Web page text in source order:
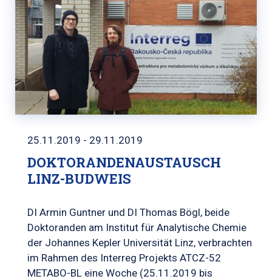
25.11.2019 - 29.11.2019
DOKTORANDENAUSTAUSCH
LINZ-BUDWEIS
DI Armin Guntner und DI Thomas Bögl, beide
Doktoranden am Institut für Analytische Chemie
der Johannes Kepler Universität Linz, verbrachten
im Rahmen des Interreg Projekts ATCZ-52
METABO-BL eine Woche (25.11.2019 bis